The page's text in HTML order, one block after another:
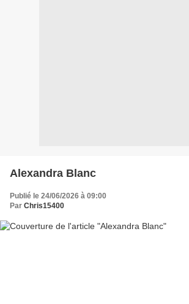
Alexandra Blanc
Publié le 24/06/2026 à 09:00
Par Chris15400